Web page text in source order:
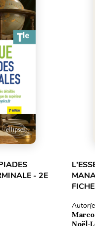
- 2E
Noël-